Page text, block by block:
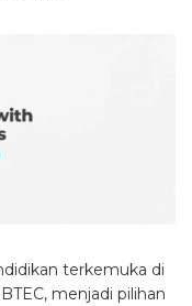
terkemuka di
menjadi pilihan